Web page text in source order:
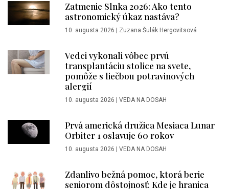
Zatmenie Slnka 2026: Ako tento
astronomický úkaz nastáva?
10. augusta 2026 Zuzana Šulák Hergovitsová
Vedci vykonali vôbec prvú
transplantáciu stolice na svete,
pomôže s liečbou potravinových
alergií
10. augusta 2026 VEDA NA DOSAH
Prvá americká družica Mesiaca Lunar
Orbiter 1 oslavuje 60 rokov
10. augusta 2026 VEDA NA DOSAH
Zdanlivo bežná pomoc, ktorá berie
seniorom dôstojnosť: Kde je hranica